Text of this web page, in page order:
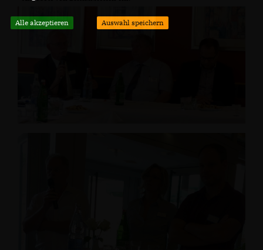
Alle akzeptieren Auswahl speichern